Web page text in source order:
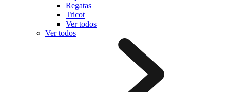
Regatas
Tricot
Ver todos
Ver todos